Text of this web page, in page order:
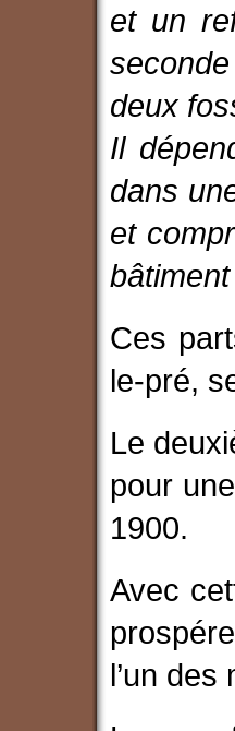
et un
deux
Il
dans
et
Ces
le-pré,
Le
pour
1900.
Avec
l’un